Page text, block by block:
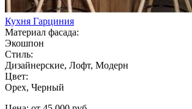
Кухня Гарциния
Материал фасада:
Экошпон
Стиль:
Дизайнерские, Лофт, Модерн
Цвет:
Орех, Черный